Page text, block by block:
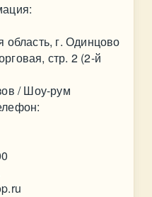
область, г. Одинцово
стр. 2 (2-й
/ Шоу-рум